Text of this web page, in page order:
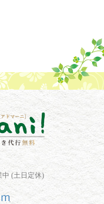
中 (土日定休)